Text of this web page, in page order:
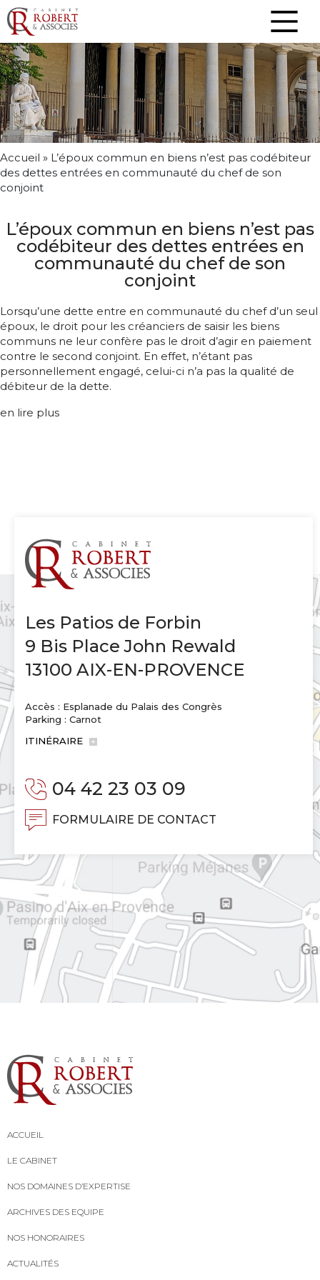
Accueil » L’époux commun en biens n’est pas codébiteur
des dettes entrées en communauté du chef de son
conjoint
L’époux commun en biens n’est pas
codébiteur des dettes entrées en
communauté du chef de son
conjoint
Lorsqu’une dette entre en communauté du chef d’un seul
époux, le droit pour les créanciers de saisir les biens
communs ne leur confère pas le droit d’agir en paiement
contre le second conjoint. En effet, n’étant pas
personnellement engagé, celui-ci n’a pas la qualité de
débiteur de la dette.
en lire plus
Les Patios de Forbin
9 Bis Place John Rewald
13100 AIX-EN-PROVENCE
Accès : Esplanade du Palais des Congrès
Parking : Carnot
ITINÉRAIRE
04 42 23 03 09
FORMULAIRE DE CONTACT
ACCUEIL
LE CABINET
NOS DOMAINES D’EXPERTISE
ARCHIVES DES EQUIPE
NOS HONORAIRES
ACTUALITÉS